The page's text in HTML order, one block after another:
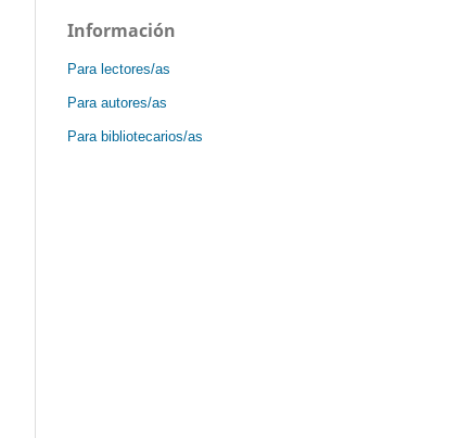
Información
Para lectores/as
Para autores/as
Para bibliotecarios/as